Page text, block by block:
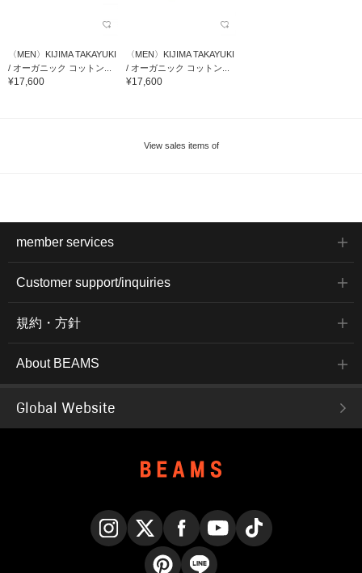
〈MEN〉KIJIMA TAKAYUKI
/ オーガニック コットン...
¥17,600
〈MEN〉KIJIMA TAKAYUKI
/ オーガニック コットン...
¥17,600
View sales items of
member services
Customer support/inquiries
規約・方針
About BEAMS
Global Website